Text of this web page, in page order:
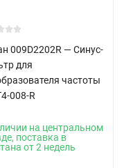
009D2202R — Синус-
для
частоты
008-R
на центральном
поставка в
от 2 недель